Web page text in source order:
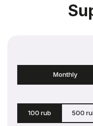
Monthly
100 rub 500